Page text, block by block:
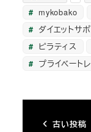
mykobako
ダイエットサ
ピラティス
プライベート
古い投稿